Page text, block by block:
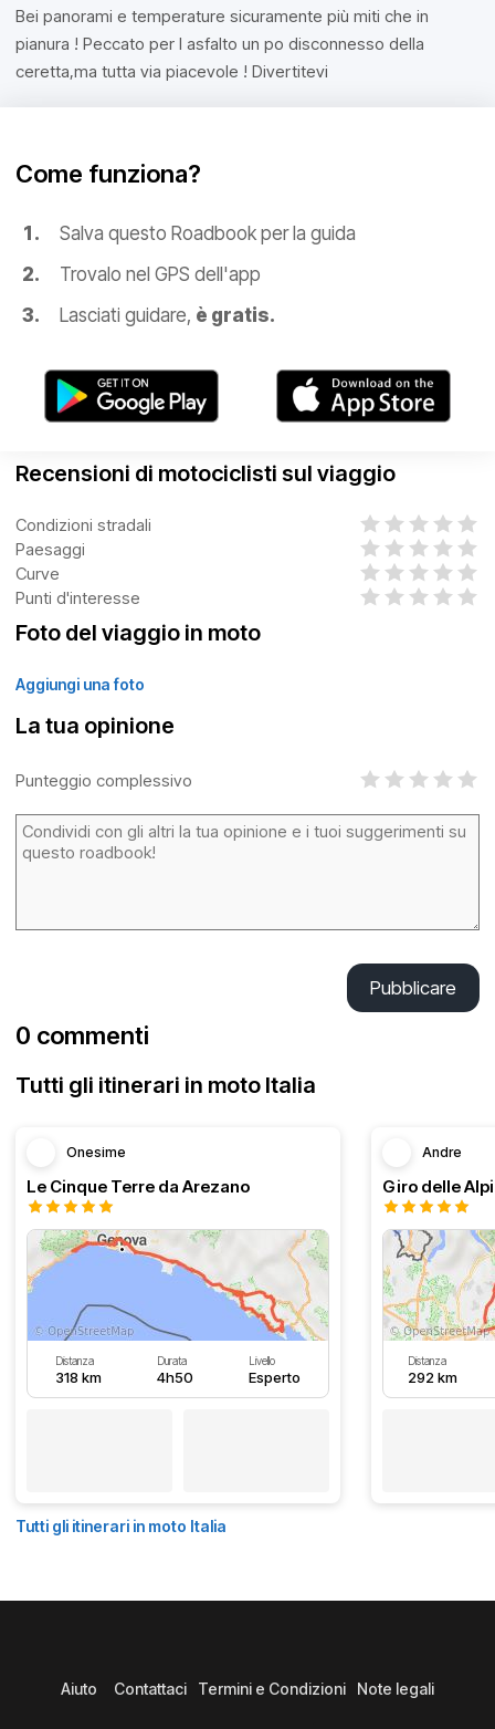
Bei panorami e temperature sicuramente più miti che in
pianura ! Peccato per l asfalto un po disconnesso della
ceretta,ma tutta via piacevole ! Divertitevi
Come funziona?
Salva questo Roadbook per la guida
Trovalo nel GPS dell'app
Lasciati guidare, è gratis.
Recensioni di motociclisti sul viaggio
Condizioni stradali
Paesaggi
Curve
Punti d'interesse
Foto del viaggio in moto
Aggiungi una foto
La tua opinione
Punteggio complessivo
Pubblicare
0 commenti
Tutti gli itinerari in moto Italia
Onesime
Le Cinque Terre da Arezano
Distanza
318 km
Durata
4h50
Livello
Esperto
Andre
Giro delle
Distanza
292 km
Tutti gli itinerari in moto Italia
Aiuto Contattaci Termini e Condizioni Note legali